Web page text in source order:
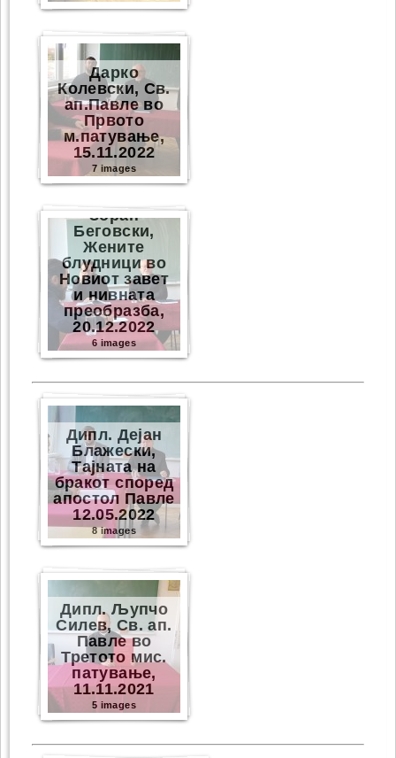
Дарко
Колевски, Св.
ап.Павле во
Првото
м.патување,
15.11.2022
7 images
Зоран
Беговски,
Жените
блудници во
Новиот завет
и нивната
преобразба,
20.12.2022
6 images
Дипл. Дејан
Блажески,
Тајната на
бракот според
апостол Павле
12.05.2022
8 images
Дипл. Љупчо
Силев, Св. ап.
Павле во
Третото мис.
патување,
11.11.2021
5 images